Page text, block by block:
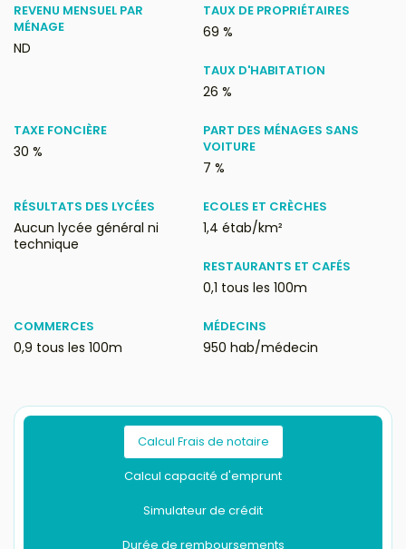
REVENU MENSUEL PAR
MÉNAGE
ND
TAUX DE PROPRIÉTAIRES
69 %
TAUX D'HABITATION
26 %
TAXE FONCIÈRE
30 %
PART DES MÉNAGES SANS
VOITURE
7 %
RÉSULTATS DES LYCÉES
Aucun lycée général ni
technique
ECOLES ET CRÈCHES
1,4 étab/km²
RESTAURANTS ET CAFÉS
0,1 tous les 100m
COMMERCES
0,9 tous les 100m
MÉDECINS
950 hab/médecin
Calcul Frais de notaire
Calcul capacité d'emprunt
Simulateur de crédit
Durée de remboursements